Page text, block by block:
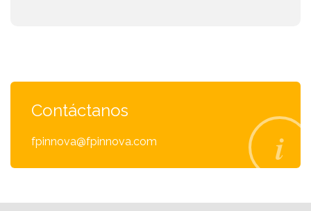
Contáctanos
fpinnova@fpinnova.com